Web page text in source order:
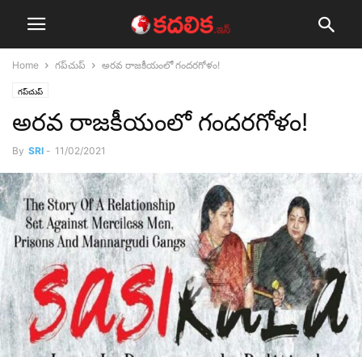
Home గ‌ప్‌చుప్ అర‌వ రాజ‌కీయంలో గంద‌ర‌గోళం!
గ‌ప్‌చుప్
అర‌వ రాజ‌కీయంలో గంద‌ర‌గోళం!
By SRI - 11/02/2021